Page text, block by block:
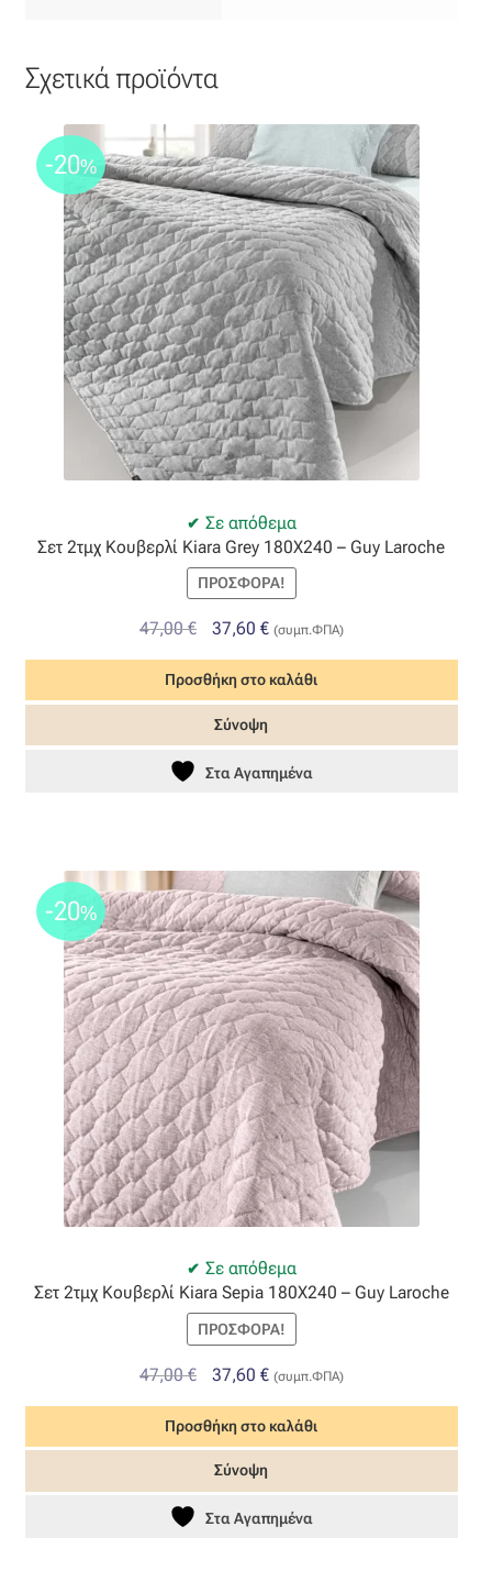
Σχετικά προϊόντα
Σε απόθεμα
-20%
Σετ 2τμχ Κουβερλί Kiara Grey 180X240 – Guy Laroche
ΠΡΟΣΦΟΡΆ!
47,00€
Original
price
was:
47,00 €.
37,60 €Η
τρέχουσα
τιμή
είναι:
(συμπ.ΦΠΑ)
Προσθήκη στο καλάθι
Σύνοψη
Στα Αγαπημένα
Σε απόθεμα
-20%
Σετ 2τμχ Κουβερλί Kiara Sepia 180X240 – Guy Laroche
ΠΡΟΣΦΟΡΆ!
47,00€
Original
was:
47,00 €.
37,60 €Η
τιμή
είναι:
(συμπ.ΦΠΑ)
Προσθήκη στο καλάθι
Σύνοψη
Στα Αγαπημένα